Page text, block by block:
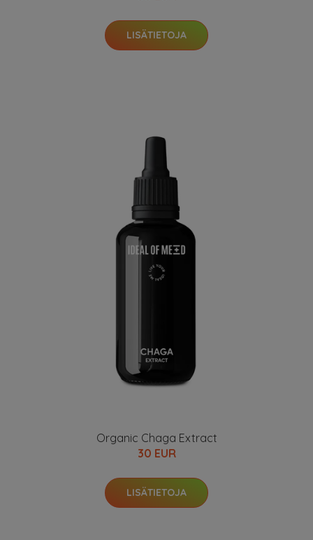
LISÄTIETOJA
Organic Chaga Extract
30 EUR
LISÄTIETOJA